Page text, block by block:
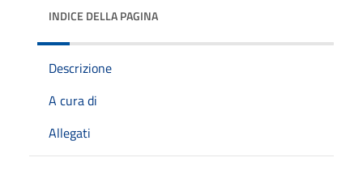
INDICE DELLA PAGINA
Descrizione
A cura di
Allegati